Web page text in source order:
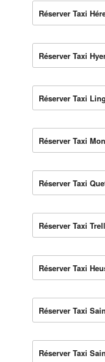
Réserver Taxi
Réserver Taxi
Réserver Taxi
Réserver Taxi
Réserver Taxi
Réserver Taxi
Réserver Taxi
Réserver Taxi
Réserver Taxi